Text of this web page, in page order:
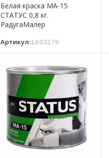
Белая краска МА-15
СТАТУС 0,8 кг.
РадугаМалер
Артикул: LK03279